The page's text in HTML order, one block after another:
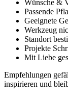
Wünsche &
Passende
Geeignete
Werkzeug
Standort
Projekte
Mit Liebe
Empfehlungen
inspirieren und